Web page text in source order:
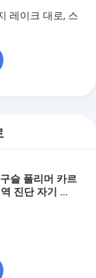
레이크 대로, 스
슬 폴리머 카르
진단 자기 구